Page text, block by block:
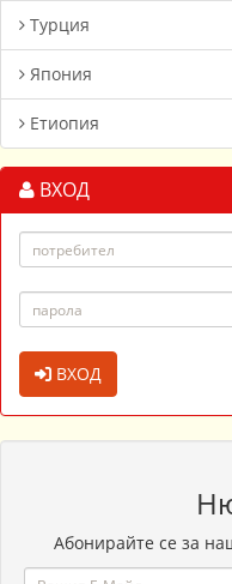
Турция
Япония
Етиопия
ВХОД
ВХОД
Абонирайте се за